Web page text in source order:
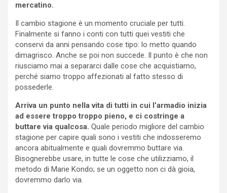
mercatino.
Il cambio stagione è un momento cruciale per tutti.
Finalmente si fanno i conti con tutti quei vestiti che
conservi da anni pensando cose tipo: lo metto quando
dimagrisco. Anche se poi non succede. Il punto è che non
riusciamo mai a separarci dalle cose che acquistiamo,
perché siamo troppo affezionati al fatto stesso di
possederle.
Arriva un punto nella vita di tutti in cui l’armadio inizia
ad essere troppo troppo pieno, e ci costringe a
buttare via qualcosa. Quale periodo migliore del cambio
stagione per capire quali sono i vestiti che indosseremo
ancora abitualmente e quali dovremmo buttare via.
Bisognerebbe usare, in tutte le cose che utilizziamo, il
metodo di Marie Kondo; se un oggetto non ci dà gioia,
dovremmo darlo via.